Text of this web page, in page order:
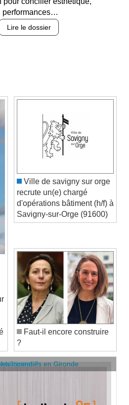
Lire le dossier
recrute un(e) chargé
d'opérations bâtiment (h/f) à
Savigny-sur-Orge (91600)
Faut-il encore construire
?
incendies en Gironde
bâtiment ?